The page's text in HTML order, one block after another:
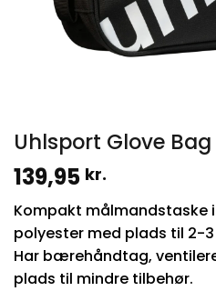
Uhlsport Glove
139,95 kr.
Kompakt målmandstaske i
polyester med plads til 2-
Har bærehåndtag,
plads til mindre tilbehør.